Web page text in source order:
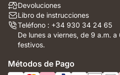
Devoluciones
Libro de instrucciones
Teléfono : +34 930 34 24 65
De lunes a viernes, de 9 a.m.
festivos.
Métodos de Pago